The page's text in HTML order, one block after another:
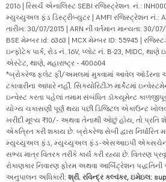
2016 | રિસર્ચ એનાલિસ્ટ SEBI રજિસ્ટ્રેશન. નં.:
મ્યુચ્યુઅલ ફંડ ડિસ્ટ્રીબ્યુટર | AMFI રજિસ્ટ્રેશન નં.:
તારીખ: 30/07/2015 | ARN ની વર્તમાન માન્યતા: 30/
BSE મેમ્બર id: 6363 | MCX મેમ્બર ID: 55945 |
ઇન્ફોટેક પાર્ક, રોડ નં. 16V, પ્લોટ નં. B-23, MIDC,
એસ્ટેટ, થાણે, મહારાષ્ટ્ર - 400604
*બ્રોકરેજ ફ્લેટ ફી/અમલમાં મુકવામાં આવેલ
ટકાવારીના આધારે નહીં. સિક્યોરિટીઝ માર્કેટમાં
ઇન્વેસ્ટ કરતા પહેલાં તમામ સંબંધિત ડૉક્યૂમેન્ટ
યોગ્ય ચકાસણી પૂર્ણ થયા પછી ડિજિટલ એકાઉન્ટ
ખરીદી મૂલ્ય ₹10/- અથવા તેનાથી ઓછું હોય, તો પ્રતિ
એકત્રિત કરી શકાય છે. બ્રોકરેજ સેબી દ્વારા નિર્ધારિત
મ્યુચ્યુઅલ ફંડ, મ્યુચ્યુઅલ ફંડ-એસઆઇપી એક્સચેન્જ
સભ્ય માત્ર વિતરક તરીકે કાર્ય કરી રહ્યા છે. વિતરણ
રોકાણકાર નિવારણ ફોરમ અથવા આર્બિટ્રેશન
અનુપાલન અધિકારી: શ્રી. રવિન્દ્ર કલ્વંકર, ઇમેઇલ: